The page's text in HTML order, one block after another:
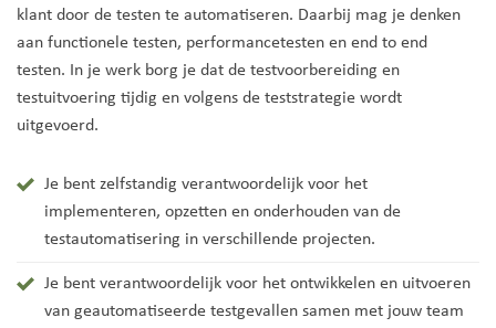
klant door de testen te automatiseren. Daarbij mag je denken
aan functionele testen, performancetesten en end to end
testen. In je werk borg je dat de testvoorbereiding en
testuitvoering tijdig en volgens de teststrategie wordt
uitgevoerd.
Je bent zelfstandig verantwoordelijk voor het
implementeren, opzetten en onderhouden van de
testautomatisering in verschillende projecten.
Je bent verantwoordelijk voor het ontwikkelen en uitvoeren
van geautomatiseerde testgevallen samen met jouw team